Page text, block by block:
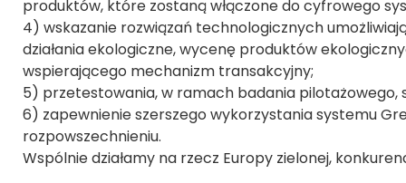
produktów, które zostaną włączone do cyfrowego
4) wskazanie rozwiązań technologicznych
działania ekologiczne, wycenę produktów
wspierającego mechanizm transakcyjny;
5) przetestowania, w ramach badania
6) zapewnienie szerszego wykorzystania systemu
rozpowszechnieniu.
Wspólnie działamy na rzecz Europy zielonej,